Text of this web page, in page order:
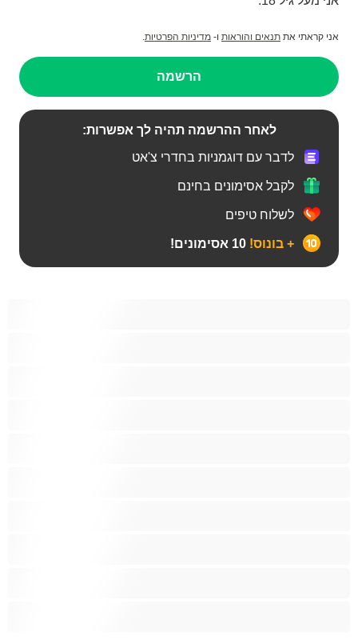
אני קראתי את תנאים והוראות ו- מדיניות הפרטיות.
הרשמה
לאחר ההרשמה תהיה לך אפשרות:
לדבר עם דוגמניות בחדרי צ'אט
לקבל אסימונים בחינם
לשלוח טיפים
+ בונוס!